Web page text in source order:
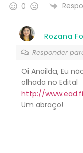
0
Rozana
Responder
Oi Anailda, Eu
olhada no Edital
http://
Um abraço!